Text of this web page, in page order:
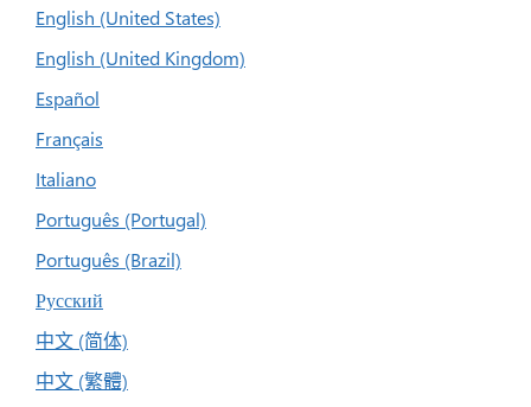
English (United States)
English (United Kingdom)
Español
Français
Italiano
Português (Portugal)
Português (Brazil)
Русский
中文 (简体)
中文 (繁體)